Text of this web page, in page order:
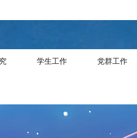
学生工作 党群工作